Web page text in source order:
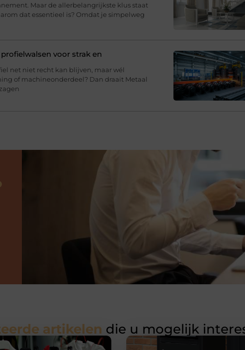
Maar de allerbelangrijkste klus staat
dat essentieel is? Omdat je simpelweg
voor strak en
net niet recht kan blijven, maar wél
of machineonderdeel? Dan draait Metaal
artikelen die u mogelijk